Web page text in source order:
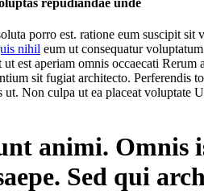
repudiandae unde
porro est. ratione eum suscipit
nihil eum ut consequatur
est aperiam omnis occaecati
sit fugiat architecto. Perferendis
Non culpa ut ea placeat voluptate
animi. Omnis
Sed qui